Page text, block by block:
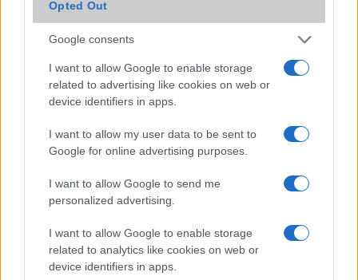
Opted Out
Google consents
I want to allow Google to enable storage
related to advertising like cookies on web or
device identifiers in apps.
I want to allow my user data to be sent to
Google for online advertising purposes.
I want to allow Google to send me
personalized advertising.
I want to allow Google to enable storage
related to analytics like cookies on web or
device identifiers in apps.
Elfogadom azAdatvédelmi és Adatkezelési Tájékoztatót
Ezt a
szolgáltatási feltételekérvényesek.
Megérné Önnek telefont váltani csak azért, mert az új modell dupla alap
Igen, a tárhely nagyon fontos